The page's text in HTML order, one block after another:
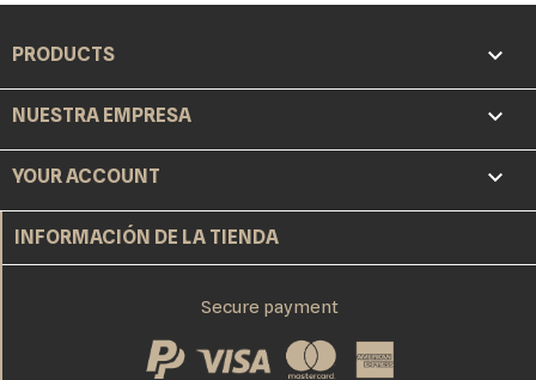
PRODUCTS 
NUESTRA EMPRESA 
YOUR ACCOUNT 
INFORMACIÓN DE LA TIENDA
Secure payment